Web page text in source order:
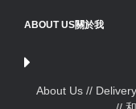
ABOUT US關於我
About Us //